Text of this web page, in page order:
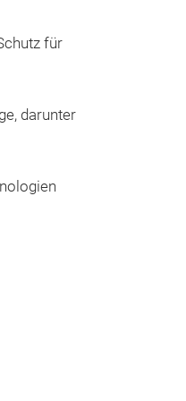
für
darunter